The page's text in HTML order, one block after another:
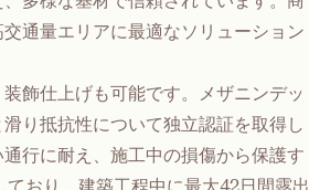
通量エリアに最適なソリューション
飾仕上げも可能です。メザニンデッ
り抵抗性について独立認証を取得し
行に耐え、施工中の損傷から保護す